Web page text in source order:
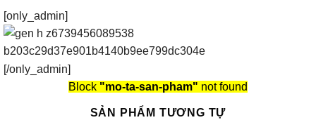
[only_admin]
[/only_admin]
Block "mo-ta-san-pham" not found
SẢN PHẨM TƯƠNG TỰ